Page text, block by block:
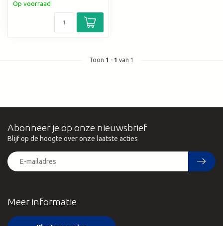
Op voorraad
Toon 1 - 1 van 1
Meer informatie
Abonneer je op onze nieuwsbrief
Blijf op de hoogte over onze laatste acties